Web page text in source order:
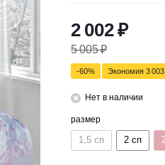
2 002₽
5 005₽
-60% Экономия 3 003
Нет в наличии
размер
1,5 сп 2 сп